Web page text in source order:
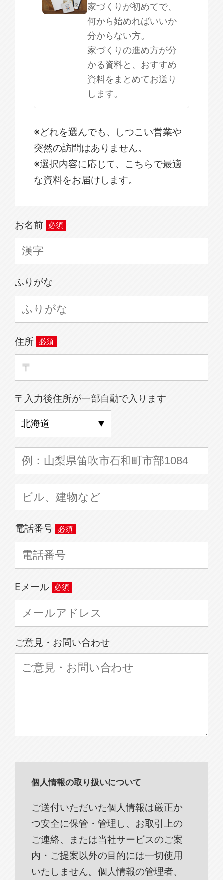
家づくりが初めてで、
何から始めればいいか
分からない方。
家づくりの進め方が分
かる資料と、おすすめ
資料をまとめてお送り
します。
※どれを選んでも、しつこい営業や
突然の訪問はありません。
※選択内容に応じて、こちらで最適
な資料をお届けします。
お名前
ふりがな
住所
〒入力後住所が一部自動で入ります
電話番号
Eメール
ご意見・お問い合わせ
個人情報の取り扱いについて
ご送付いただいた個人情報は厳正か
つ安全に保管・管理し、お取引上の
ご連絡、または当社サービスのご案
内・ご提案以外の目的には一切使用
いたしません。個人情報の管理者、